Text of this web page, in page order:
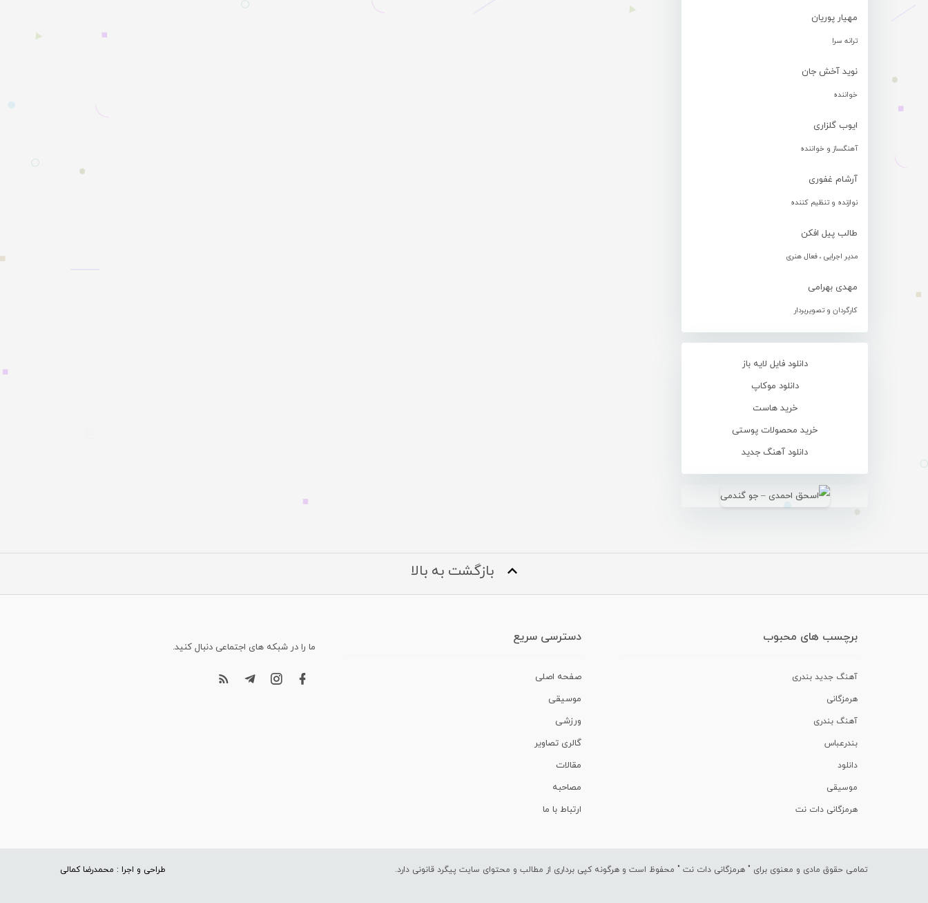
مهیار پوریان
ترانه سرا
نوید آخش جان
خواننده
ایوب گلزاری
آهنگساز و خواننده
آرشام غفوری
نوازنده و تنظیم کننده
طالب پیل افکن
مدیر اجرایی ، فعال هنری
مهدی بهرامی
کارگردان و تصویربردار
دانلود فایل لایه باز
دانلود موکاپ
خرید هاست
خرید محصولات پوستی
دانلود آهنگ جدید
بازگشت به بالا
برچسب های محبوب
آهنگ جدید بندری
هرمزگانی
آهنگ بندری
بندرعباس
دانلود
موسیقی
هرمزگانی دات نت
دسترسی سریع
صفحه اصلی
موسیقی
ورزشی
گالری تصاویر
مقالات
مصاحبه
ارتباط با ما
ما را در شبکه های اجتماعی دنبال کنید.
تمامی حقوق مادی و معنوی برای " هرمزگانی دات نت " محفوظ است و هرگونه کپی برداری از مطالب و محتوای سایت پیگرد قانونی دارد. طراحی و اجرا : محمدرضا کمالی